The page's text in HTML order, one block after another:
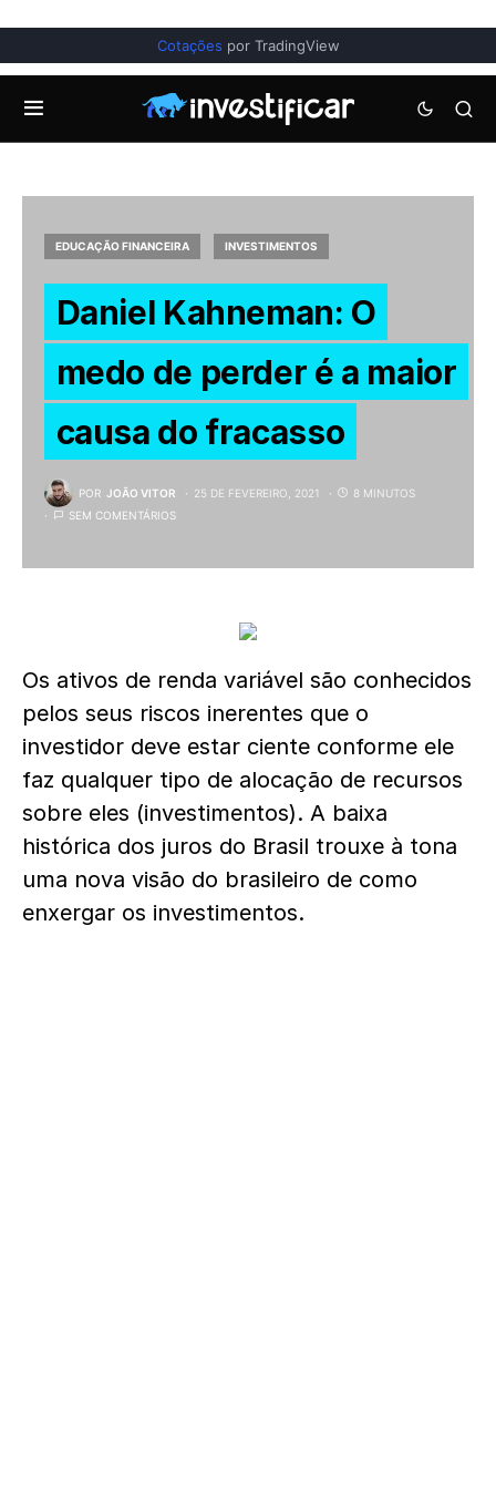
Cotações por TradingView
EDUCAÇÃO FINANCEIRA INVESTIMENTOS
Daniel Kahneman: O
medo de perder é a maior
causa do fracasso
POR JOÃO VITOR 25 DE FEVEREIRO, 2021
8 MINUTOS
SEM COMENTÁRIOS
Os ativos de renda variável são conhecidos
pelos seus riscos inerentes que o
investidor deve estar ciente conforme ele
faz qualquer tipo de alocação de recursos
sobre eles (investimentos). A baixa
histórica dos juros do Brasil trouxe à tona
uma nova visão do brasileiro de como
enxergar os investimentos.